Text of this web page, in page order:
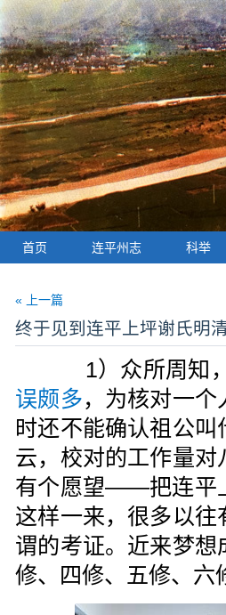
首页 连平州志 科举
« 上一篇
终于见到连平上坪谢氏明
1）众所周知，
误颇多，为核对一
时还不能确认祖公
云，校对的工作量
有个愿望——把连平
这样一来，很多以
谓的考证。近来梦
修、四修、五修、六